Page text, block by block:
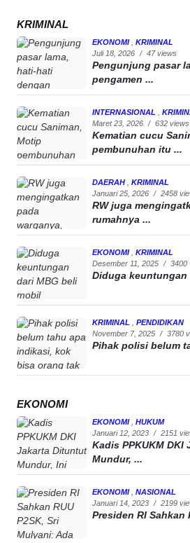
KRIMINAL
EKONOMI
KRIMINAL
Juli 18, 2026 / 47 views
Pengunjung pasar
pengamen ...
INTERNASIONAL
Maret 23, 2026 / 632 views
Kematian cucu
pembunuhan itu ...
DAERAH
KRIMINAL
Januari 25, 2026 / 2458
RW juga
rumahnya ...
EKONOMI
KRIMINAL
Desember 11, 2025 / 3400
Diduga keuntungan
KRIMINAL
PENDIDIKAN
November 7, 2025 / 3780
Pihak polisi belum
EKONOMI
EKONOMI
HUKUM
Januari 12, 2023 / 2151
Kadis PPKUKM DKI
Mundur, ...
EKONOMI
NASIONAL
Januari 14, 2023 / 2199
Presiden RI Sahkan